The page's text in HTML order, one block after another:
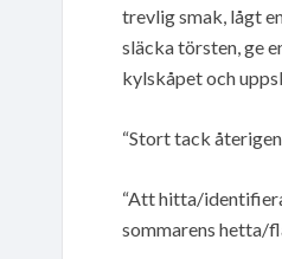
trevlig smak, lågt
släcka törsten, ge
kylskåpet och
“Stort tack
“Att hitta/
sommarens hetta/